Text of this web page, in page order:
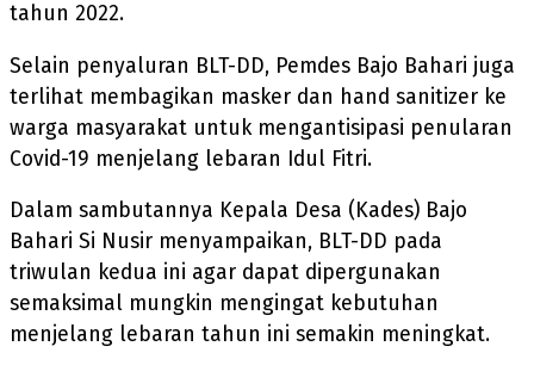
tahun 2022.
Selain penyaluran BLT-DD, Pemdes Bajo Bahari juga
terlihat membagikan masker dan hand sanitizer ke
warga masyarakat untuk mengantisipasi penularan
Covid-19 menjelang lebaran Idul Fitri.
Dalam sambutannya Kepala Desa (Kades) Bajo
Bahari Si Nusir menyampaikan, BLT-DD pada
triwulan kedua ini agar dapat dipergunakan
semaksimal mungkin mengingat kebutuhan
menjelang lebaran tahun ini semakin meningkat.